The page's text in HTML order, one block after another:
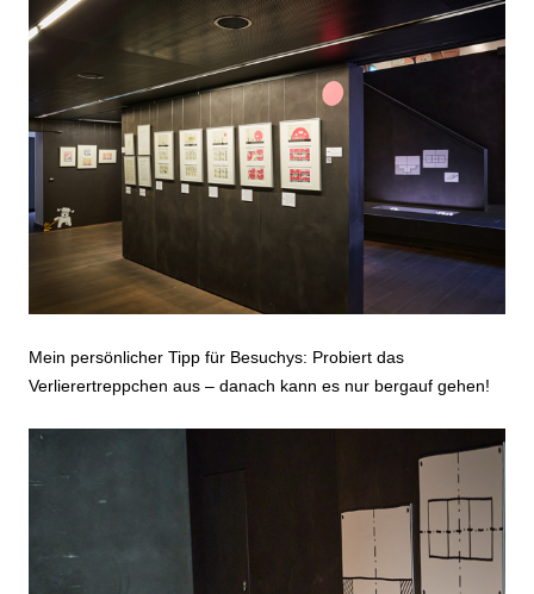
Mein persönlicher Tipp für Besuchys: Probiert das
Verlierertreppchen aus – danach kann es nur bergauf gehen!